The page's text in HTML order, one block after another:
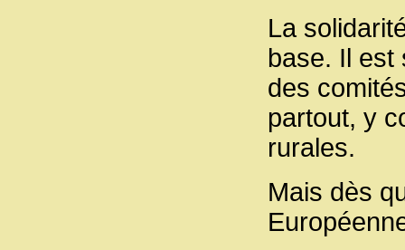
La
base. Il est
des
partout, y
rurales.
Mais dès